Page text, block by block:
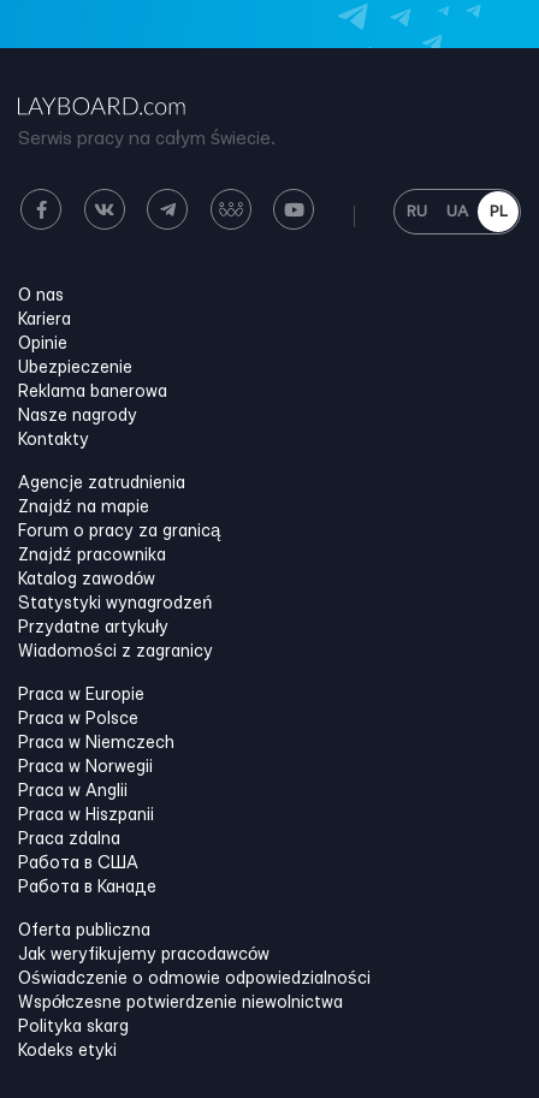
Serwis pracy na całym świecie.
RU UA PL
O nas
Kariera
Opinie
Ubezpieczenie
Reklama banerowa
Nasze nagrody
Kontakty
Agencje zatrudnienia
Znajdź na mapie
Forum o pracy za granicą
Znajdź pracownika
Katalog zawodów
Statystyki wynagrodzeń
Przydatne artykuły
Wiadomości z zagranicy
Praca w Europie
Praca w Polsce
Praca w Niemczech
Praca w Norwegii
Praca w Anglii
Praca w Hiszpanii
Praca zdalna
Работа в США
Работа в Канадe
Oferta publiczna
Jak weryfikujemy pracodawców
Oświadczenie o odmowie odpowiedzialności
Współczesne potwierdzenie niewolnictwa
Polityka skarg
Kodeks etyki